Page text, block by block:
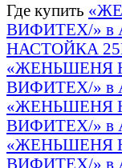
Где купить
ВИФИТЕХ/» в
НАСТОЙКА
«ЖЕНЬШЕНЯ
ВИФИТЕХ/» в
«ЖЕНЬШЕНЯ
ВИФИТЕХ/» в
«ЖЕНЬШЕНЯ
ВИФИТЕХ/» в